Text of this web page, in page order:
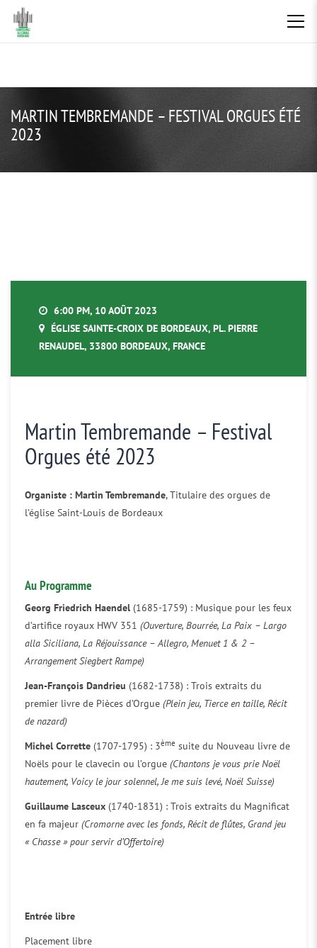
MARTIN TEMBREMANDE – FESTIVAL ORGUES ÉTÉ
2023
6:00 PM, 10 AOÛT 2023
ÉGLISE SAINTE-CROIX DE BORDEAUX, PL. PIERRE
RENAUDEL, 33800 BORDEAUX, FRANCE
Martin Tembremande – Festival
Orgues été 2023
Organiste : Martin Tembremande, Titulaire des orgues de
l’église Saint-Louis de Bordeaux
Au Programme
Georg Friedrich Haendel (1685-1759) : Musique pour les feux
d’artifice royaux HWV 351 (Ouverture, Bourrée, La Paix – Largo
alla Siciliana, La Réjouissance – Allegro, Menuet 1 & 2 –
Arrangement Siegbert Rampe)
Jean-François Dandrieu (1682-1738) : Trois extraits du
premier livre de Pièces d’Orgue (Plein jeu, Tierce en taille, Récit
de nazard)
Michel Corrette (1707-1795) : 3ème suite du Nouveau livre de
Noëls pour le clavecin ou l’orgue (Chantons je vous prie Noël
hautement, Voicy le jour solennel, Je me suis levé, Noël Suisse)
Guillaume Lasceux (1740-1831) : Trois extraits du Magnificat
en fa majeur (Cromorne avec les fonds, Récit de flûtes, Grand jeu
« Chasse » pour servir d’Offertoire)
Entrée libre
Placement libre